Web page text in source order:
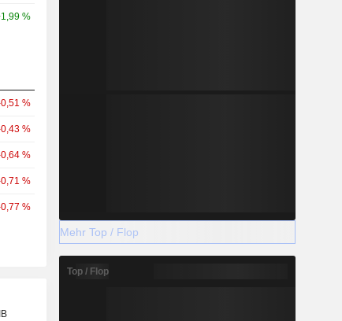
%
%
%
%
%
%
Mehr Top / Flop
Top / Flop